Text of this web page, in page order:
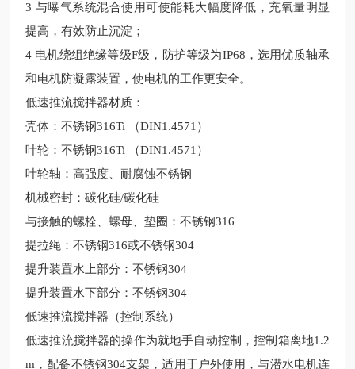
3 与曝气系统混合使用可使能耗大幅度降低，充氧量明显
提高，有效防止沉淀；
4 电机绕组绝缘等级F级，防护等级为IP68 ，选用优质轴承
和电机防凝露装置，使电机的工作更安全。
低速推流搅拌器材质：
壳体：不锈钢316Ti （DIN1.4571）
叶轮：不锈钢316Ti （DIN1.4571）
叶轮轴：高强度、耐腐蚀不锈钢
机械密封：碳化硅/碳化硅
与接触的螺栓、螺母、垫圈：不锈钢316
提拉绳：不锈钢316或不锈钢304
提升装置水上部分：不锈钢304
提升装置水下部分：不锈钢304
低速推流搅拌器（控制系统）
低速推流搅拌器的操作为就地手自动控制，控制箱离地1.2
m，配备不锈钢304支架，适用于户外使用，与潜水电机连